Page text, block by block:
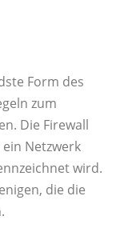
Form des
zum
Die Firewall
Netzwerk
wird.
die die